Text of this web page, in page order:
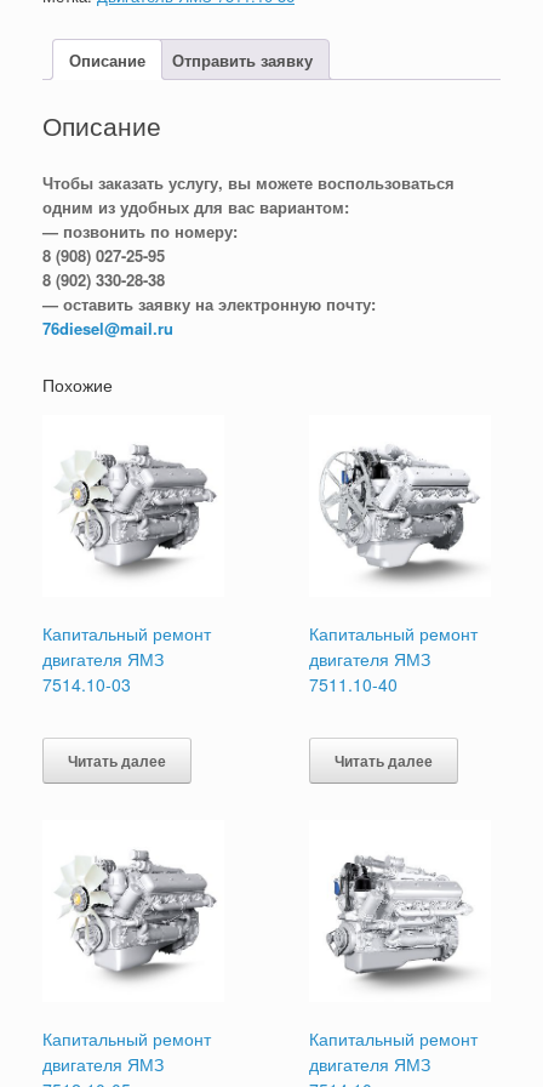
Описание Отправить заявку
Описание
Чтобы заказать услугу, вы можете воспользоваться
одним из удобных для вас вариантом:
— позвонить по номеру:
8 (908) 027-25-95
8 (902) 330-28-38
— оставить заявку на электронную почту:
76diesel@mail.ru
Похожие
Капитальный ремонт
двигателя ЯМЗ
7514.10-03
Читать далее
Капитальный ремонт
двигателя ЯМЗ
7511.10-40
Читать далее
Капитальный ремонт
двигателя ЯМЗ
Капитальный ремонт
двигателя ЯМЗ